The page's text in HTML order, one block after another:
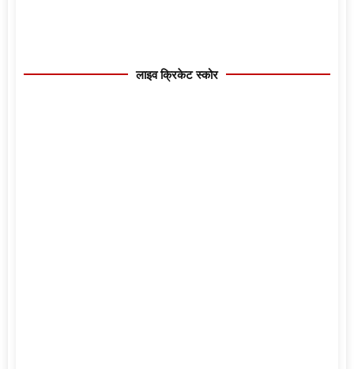
लाइव क्रिकेट स्कोर